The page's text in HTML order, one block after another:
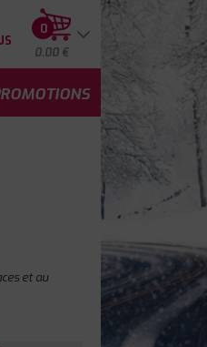
0
0.00 €
et au